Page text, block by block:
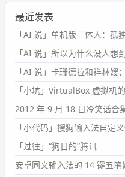
最近发表
「AI 说」单机版三体人：孤
「AI 说」所以为什么没人想
「AI 说」卡珊德拉和祥林嫂
「小坑」VirtualBox 虚拟机
2012 年 9 月 18 日冷笑话合
「小代码」搜狗输入法自定
「过往」“狗日的”腾讯
安卓同文输入法的 14 键五笔